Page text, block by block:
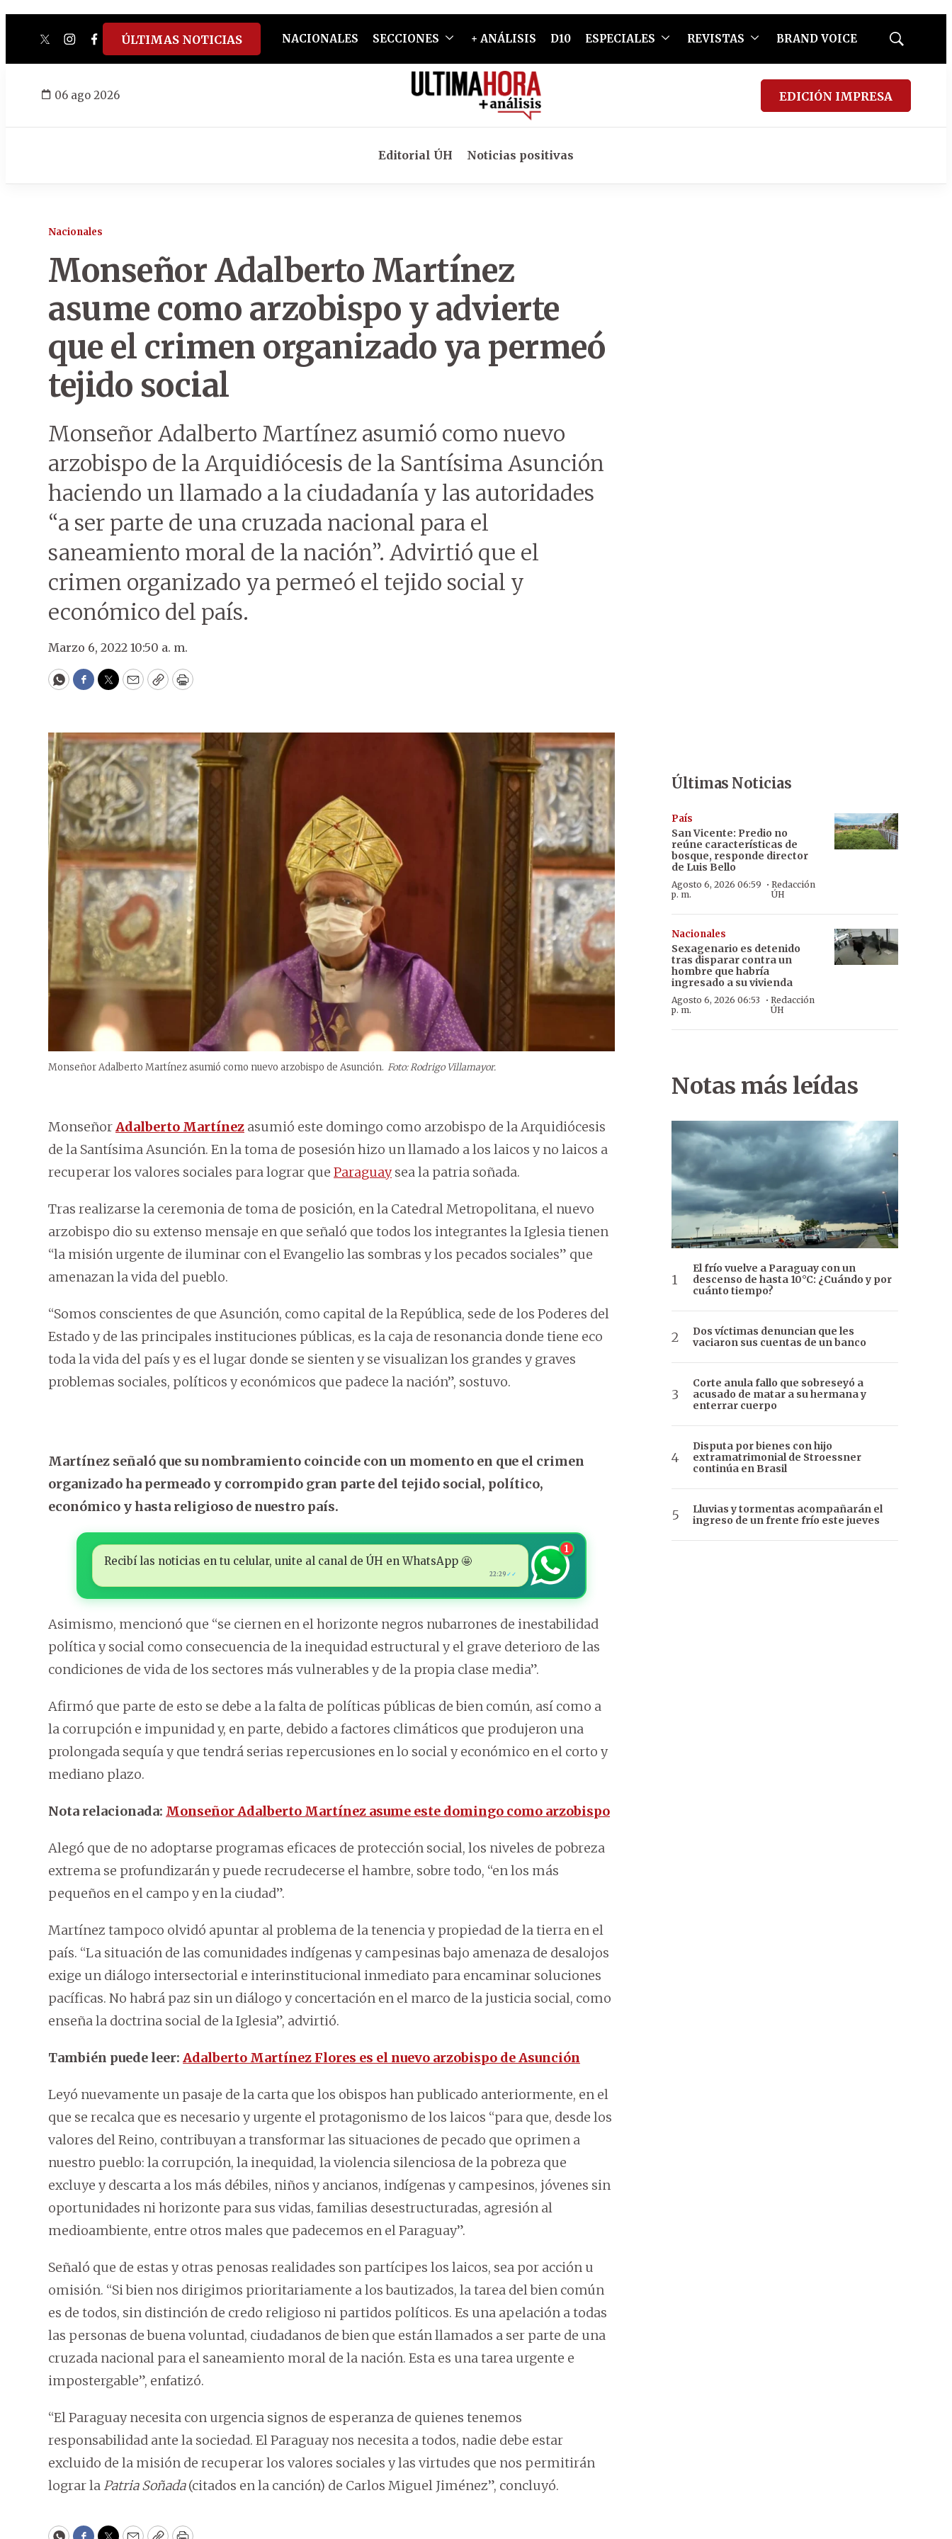
twitterinstagram
facebook
tiktokyoutube
spotify
ÚLTIMAS NOTICIAS NACIONALES SECCIONES + ANÁLISIS D10 ESPECIALES REVISTAS BRAND VOICE
Mostrar
06 ago 2026 EDICIÓN IMPRESA
Editorial ÚH Noticias positivas
Nacionales
Monseñor Adalberto Martínez
asume como arzobispo y advierte
que el crimen organizado ya permeó
tejido social
Monseñor Adalberto Martínez asumió como nuevo
arzobispo de la Arquidiócesis de la Santísima Asunción
haciendo un llamado a la ciudadanía y las autoridades
“a ser parte de una cruzada nacional para el
saneamiento moral de la nación”. Advirtió que el
crimen organizado ya permeó el tejido social y
económico del país.
Marzo 6, 2022 10:50 a. m.
WhatsApp
Facebook
Twitter
EmailCopyPrint
Monseñor Adalberto Martínez asumió como nuevo arzobispo de Asunción. Foto: Rodrigo Villamayor.
MonseñorAdalberto Martínez asumió este domingo como arzobispo de la Arquidiócesis
de la Santísima Asunción. En la toma de posesión hizo un llamado a los laicos y no laicos a
recuperar los valores sociales para lograr que Paraguaysea la patria soñada.
Tras realizarse la ceremonia de toma de posición, en la Catedral Metropolitana, el nuevo
arzobispo dio su extenso mensaje en que señaló que todos los integrantes la Iglesia tienen
“la misión urgente de iluminar con el Evangelio las sombras y los pecados sociales” que
amenazan la vida del pueblo.
“Somos conscientes de que Asunción, como capital de la República, sede de los Poderes del
Estado y de las principales instituciones públicas, es la caja de resonancia donde tiene eco
toda la vida del país y es el lugar donde se sienten y se visualizan los grandes y graves
problemas sociales, políticos y económicos que padece la nación”, sostuvo.
Martínez señaló que su nombramiento coincide con un momento en que el crimen
organizado ha permeado y corrompido gran parte del tejido social, político,
económico y hasta religioso de nuestro país.
Recibí las noticias en tu celular, unite al canal de ÚH en WhatsApp 🤩
22:29 ✓✓
1
Asimismo, mencionó que “se ciernen en el horizonte negros nubarrones de inestabilidad
política y social como consecuencia de la inequidad estructural y el grave deterioro de las
condiciones de vida de los sectores más vulnerables y de la propia clase media”.
Afirmó que parte de esto se debe a la falta de políticas públicas de bien común, así como a
la corrupción e impunidad y, en parte, debido a factores climáticos que produjeron una
prolongada sequía y que tendrá serias repercusiones en lo social y económico en el corto y
mediano plazo.
Nota relacionada: Monseñor Adalberto Martínez asume este domingo como arzobispo
Alegó que de no adoptarse programas eficaces de protección social, los niveles de pobreza
extrema se profundizarán y puede recrudecerse el hambre, sobre todo, “en los más
pequeños en el campo y en la ciudad”.
Martínez tampoco olvidó apuntar al problema de la tenencia y propiedad de la tierra en el
país. “La situación de las comunidades indígenas y campesinas bajo amenaza de desalojos
exige un diálogo intersectorial e interinstitucional inmediato para encaminar soluciones
pacíficas. No habrá paz sin un diálogo y concertación en el marco de la justicia social, como
enseña la doctrina social de la Iglesia”, advirtió.
También puede leer: Adalberto Martínez Flores es el nuevo arzobispo de Asunción
Leyó nuevamente un pasaje de la carta que los obispos han publicado anteriormente, en el
que se recalca que es necesario y urgente el protagonismo de los laicos “para que, desde los
valores del Reino, contribuyan a transformar las situaciones de pecado que oprimen a
nuestro pueblo: la corrupción, la inequidad, la violencia silenciosa de la pobreza que
excluye y descarta a los más débiles, niños y ancianos, indígenas y campesinos, jóvenes sin
oportunidades ni horizonte para sus vidas, familias desestructuradas, agresión al
medioambiente, entre otros males que padecemos en el Paraguay”.
Señaló que de estas y otras penosas realidades son partícipes los laicos, sea por acción u
omisión. “Si bien nos dirigimos prioritariamente a los bautizados, la tarea del bien común
es de todos, sin distinción de credo religioso ni partidos políticos. Es una apelación a todas
las personas de buena voluntad, ciudadanos de bien que están llamados a ser parte de una
cruzada nacional para el saneamiento moral de la nación. Esta es una tarea urgente e
impostergable”, enfatizó.
“El Paraguay necesita con urgencia signos de esperanza de quienes tenemos
responsabilidad ante la sociedad. El Paraguay nos necesita a todos, nadie debe estar
excluido de la misión de recuperar los valores sociales y las virtudes que nos permitirán
lograr laPatria Soñada(citados en la canción) de Carlos Miguel Jiménez”, concluyó.
Últimas Noticias
País
San Vicente: Predio no
reúne características de
bosque, responde director
de Luis Bello
Agosto 6, 2026 06:59
p. m.
· Redacción
ÚH
Nacionales
Sexagenario es detenido
tras disparar contra un
hombre que habría
ingresado a su vivienda
Agosto 6, 2026 06:53
p. m.
· Redacción
ÚH
Notas más leídas
El frío vuelve a Paraguay con un
descenso de hasta 10°C: ¿Cuándo y por
cuánto tiempo?
Dos víctimas denuncian que les
vaciaron sus cuentas de un banco
Corte anula fallo que sobreseyó a
acusado de matar a su hermana y
enterrar cuerpo
Disputa por bienes con hijo
extramatrimonial de Stroessner
continúa en Brasil
Lluvias y tormentas acompañarán el
ingreso de un frente frío este jueves